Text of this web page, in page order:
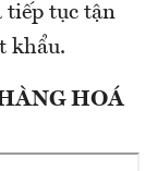
tiếp tục tận
khẩu.
HOÁ